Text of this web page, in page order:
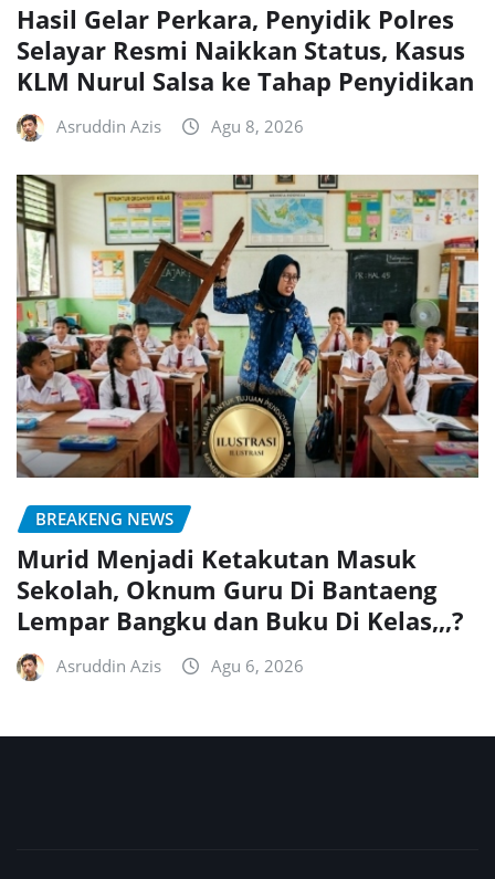
Hasil Gelar Perkara, Penyidik Polres
Selayar Resmi Naikkan Status, Kasus
KLM Nurul Salsa ke Tahap Penyidikan
Asruddin Azis Agu 8, 2026
BREAKENG NEWS
Murid Menjadi Ketakutan Masuk
Sekolah, Oknum Guru Di Bantaeng
Lempar Bangku dan Buku Di Kelas,,,?
Asruddin Azis Agu 6, 2026